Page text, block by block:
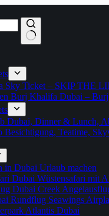
Sky Ticket – SKIP THE
Burj Khalifa Dubai –
Dubai, Dinner & Lunch,
Besichtigung, Teatime,
in Dubai Urlaub machen
Dubai Wüstensafari mit
Dubai Creek
Rundflug Seawings
Atlantis Dubai